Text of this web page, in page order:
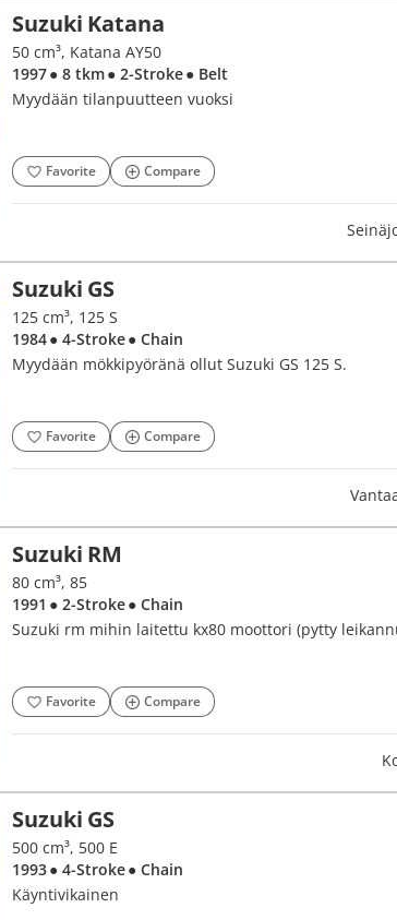
Suzuki Katana
50 cm³, Katana AY50
1997● 8 tkm● 2-Stroke● Belt
Myydään tilanpuutteen vuoksi
Favorite Compare
Suzuki GS
125 cm³, 125 S
1984● 4-Stroke● Chain
Myydään mökkipyöränä ollut Suzuki GS 125 S.
Favorite Compare
Suzuki RM
80 cm³, 85
1991 ● 2-Stroke● Chain
Suzuki rm mihin laitettu kx80 moottori (pytty
Favorite Compare
Suzuki GS
500 cm³, 500 E
1993● 4-Stroke● Chain
Käyntivikainen